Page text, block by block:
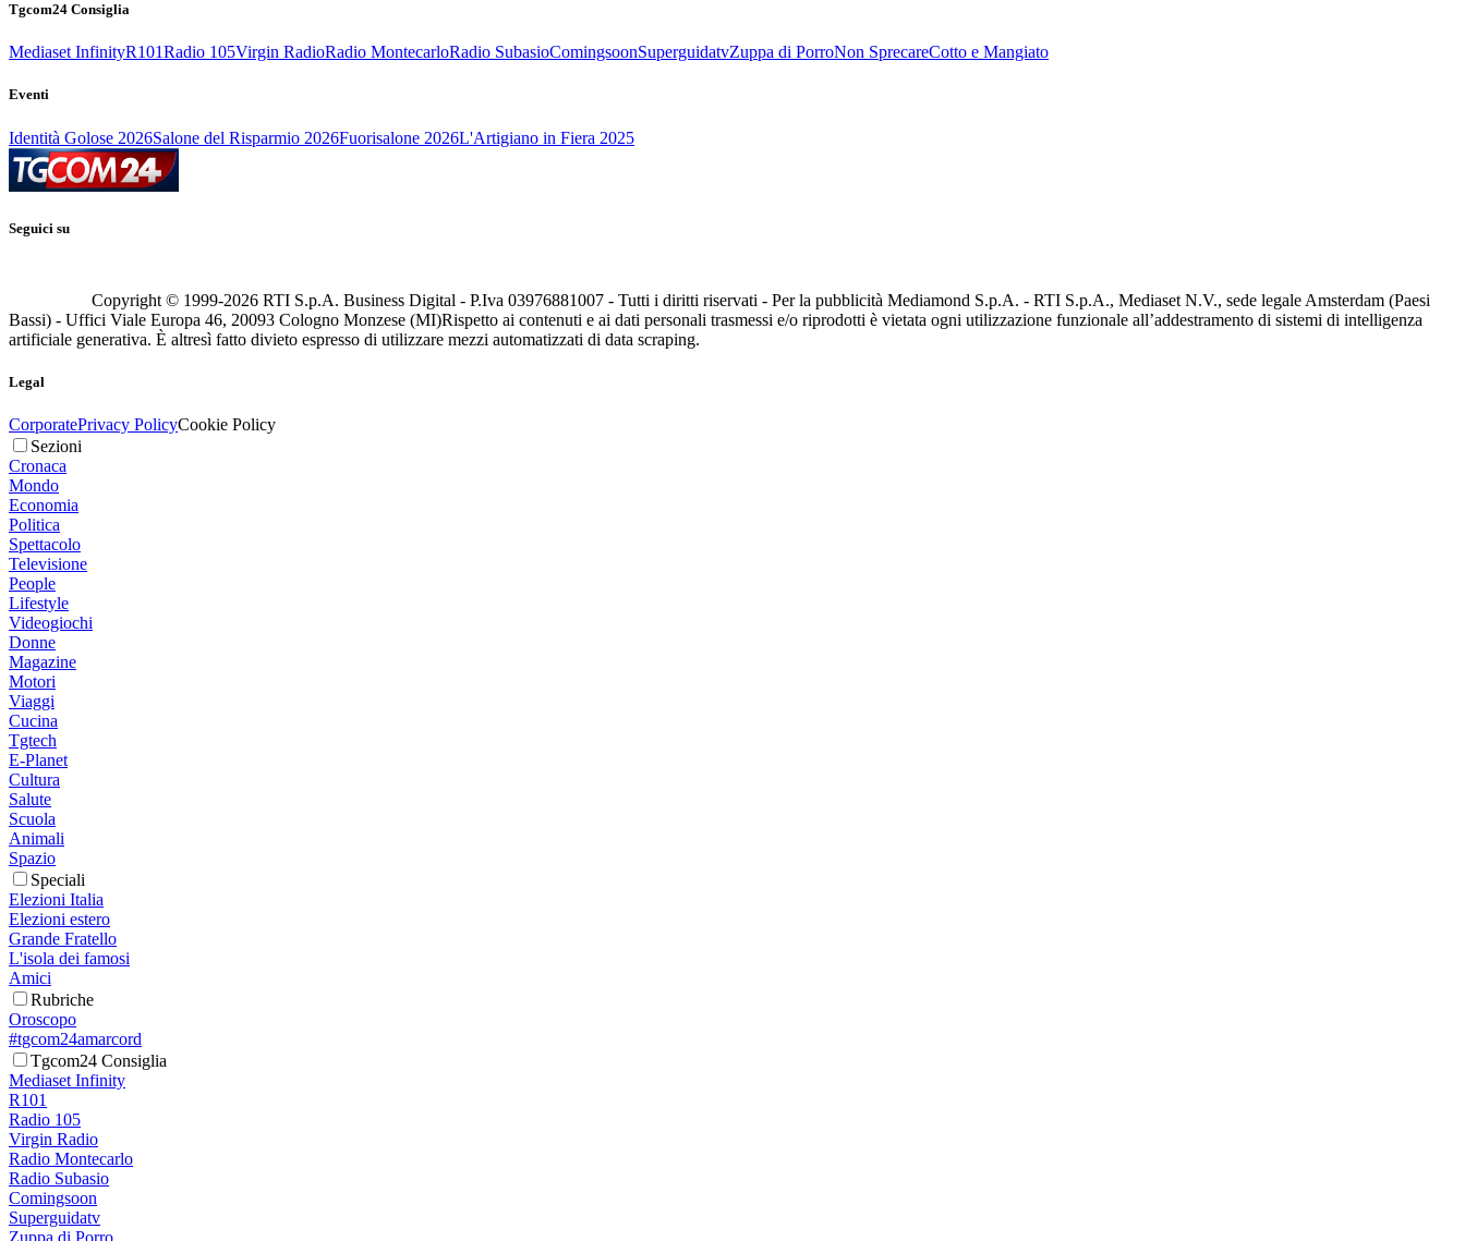
Tgcom24 Consiglia
Mediaset InfinityR101Radio 105Virgin RadioRadio MontecarloRadio SubasioComingsoonSuperguidatvZuppa di PorroNon SprecareCotto e Mangiato
Eventi
Identità Golose 2026Salone del Risparmio 2026Fuorisalone 2026L'Artigiano in Fiera 2025
Seguici su
Copyright © 1999-2026 RTI S.p.A. Business Digital - P.Iva 03976881007 - Tutti i diritti riservati - Per la pubblicità Mediamond S.p.A. - RTI S.p.A., Mediaset N.V., sede legale Amsterdam (Paesi
Bassi) - Uffici Viale Europa 46, 20093 Cologno Monzese (MI)Rispetto ai contenuti e ai dati personali trasmessi e/o riprodotti è vietata ogni utilizzazione funzionale all’addestramento di sistemi di intelligenza
artificiale generativa. È altresì fatto divieto espresso di utilizzare mezzi automatizzati di data scraping.
Legal
CorporatePrivacy PolicyCookie Policy
Sezioni
Cronaca
Mondo
Economia
Politica
Spettacolo
Televisione
People
Lifestyle
Videogiochi
Donne
Magazine
Motori
Viaggi
Cucina
Tgtech
E-Planet
Cultura
Salute
Scuola
Animali
Spazio
Speciali
Elezioni Italia
Elezioni estero
Grande Fratello
L'isola dei famosi
Amici
Rubriche
Oroscopo
#tgcom24amarcord
Tgcom24 Consiglia
Mediaset Infinity
R101
Radio 105
Virgin Radio
Radio Montecarlo
Radio Subasio
Comingsoon
Superguidatv